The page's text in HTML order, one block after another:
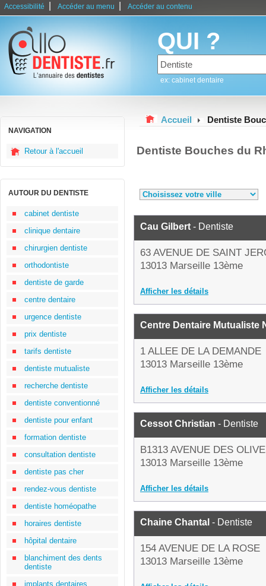
Accessibilité Accéder au menu Accéder au contenu
QUI ?
ex: cabinet dentaire
NAVIGATION
Retour à l'accueil
AUTOUR DU DENTISTE
cabinet dentiste
clinique dentaire
chirurgien dentiste
orthodontiste
dentiste de garde
centre dentaire
urgence dentiste
prix dentiste
tarifs dentiste
dentiste mutualiste
recherche dentiste
dentiste conventionné
dentiste pour enfant
formation dentiste
consultation dentiste
dentiste pas cher
rendez-vous dentiste
dentiste homéopathe
horaires dentiste
hôpital dentaire
blanchiment des dents
dentiste
implants dentaires
Accueil Dentiste
Dentiste Bouches du
Cau Gilbert - Dentiste
63 AVENUE DE SAINT
13013 Marseille 13ème
Afficher les détails
Centre Dentaire Mutualiste
1 ALLEE DE LA DEMANDE
13013 Marseille 13ème
Afficher les détails
Cessot Christian - Dentiste
B1313 AVENUE DES
13013 Marseille 13ème
Afficher les détails
Chaine Chantal - Dentiste
154 AVENUE DE LA ROSE
13013 Marseille 13ème